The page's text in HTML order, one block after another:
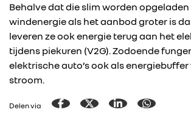
Behalve dat die slim worden
windenergie als het aanbod groter is
leveren ze ook energie terug aan het
tijdens piekuren (V2G). Zodoende
elektrische auto’s ook als
stroom.
Delen via